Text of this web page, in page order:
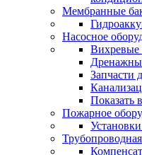
Мембранные
Насосное
Вихревые
Запчасти
Показать
Пожарное